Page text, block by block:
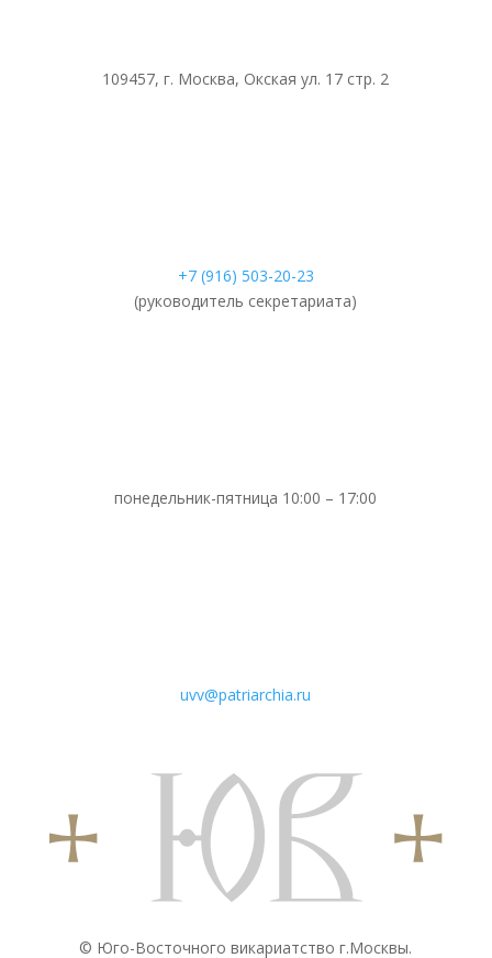
109457, г. Москва, Окская ул. 17 стр. 2
+7 (916) 503-20-23
(руководитель секретариата)
понедельник-пятница 10:00 – 17:00
uvv@patriarchia.ru
© Юго-Восточного викариатствo г.Москвы.